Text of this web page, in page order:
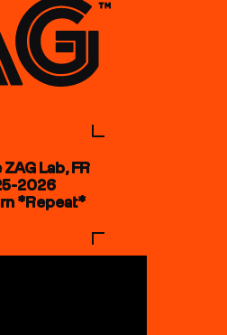
Lab, FR
2026
*Repeat*